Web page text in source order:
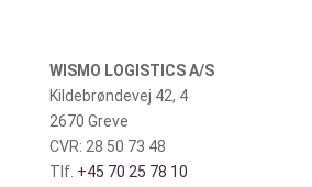
WISMO LOGISTICS A/S
Kildebrøndevej 42, 4
2670 Greve
CVR: 28 50 73 48
Tlf. +45 70 25 78 10